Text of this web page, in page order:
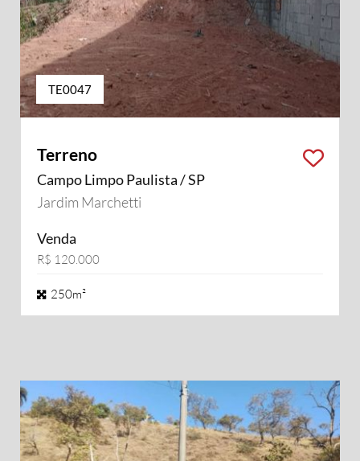
TE0047
Terreno
Campo Limpo Paulista / SP
Jardim Marchetti
Venda
R$ 120.000
250m²